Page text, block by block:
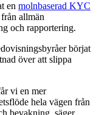
en molnbaserad KYC
allmän
och rapportering.
börjat
över att slippa
vi en mer
hela vägen från